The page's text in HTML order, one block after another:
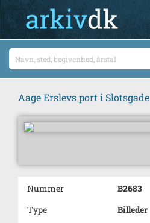
Aage Erslevs port i Slotsgade
Nummer
B2683
Type
Billeder